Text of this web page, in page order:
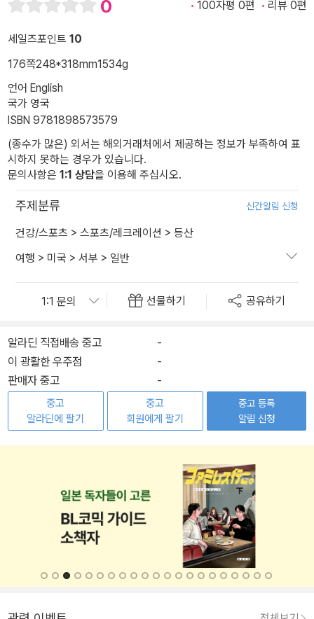
0 100자평 0편 리뷰 0편
세일즈포인트 10
176쪽248*318mm1534g
언어 English
국가 영국
ISBN 9781898573579
(종수가 많은) 외서는 해외거래처에서 제공하는 정보가 부족하여 표
시하지 못하는 경우가 있습니다.
문의사항은 1:1 상담을 이용해 주십시오.
주제분류 신간알림 신청
건강/스포츠 > 스포츠/레크레이션 > 등산
여행 > 미국 > 서부 > 일반
선물하기 공유하기
알라딘 직접배송 중고
-
이 광활한 우주점
-
판매자 중고
-
중고
알라딘에 팔기
중고
회원에게 팔기
중고 등록
알림 신청